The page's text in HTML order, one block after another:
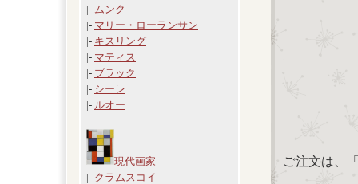
|- ムンク
|- マリー・ローランサン
|- キスリング
|- マティス
|- ブラック
|- シーレ
|- ルオー
現代画家
|- クラムスコイ
ご注文は、